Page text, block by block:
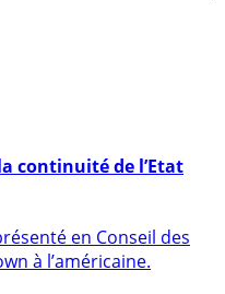
continuité de l’Etat
en Conseil des